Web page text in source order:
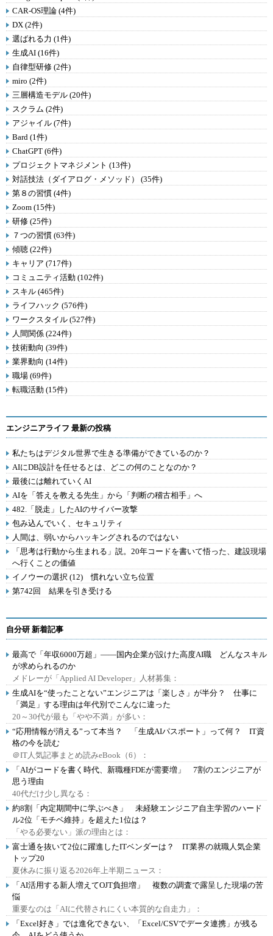
CAR-OS理論 (4件)
DX (2件)
選ばれる力 (1件)
生成AI (16件)
自律型研修 (2件)
miro (2件)
三層構造モデル (20件)
スクラム (2件)
アジャイル (7件)
Bard (1件)
ChatGPT (6件)
プロジェクトマネジメント (13件)
対話技法（ダイアログ・メソッド） (35件)
第８の習慣 (4件)
Zoom (15件)
研修 (25件)
７つの習慣 (63件)
傾聴 (22件)
キャリア (717件)
コミュニティ活動 (102件)
スキル (465件)
ライフハック (576件)
ワークスタイル (527件)
人間関係 (224件)
技術動向 (39件)
業界動向 (14件)
職場 (69件)
転職活動 (15件)
エンジニアライフ 最新の投稿
私たちはデジタル世界で生きる準備ができているのか？
AIにDB設計を任せるとは、どこの何のことなのか？
最後には離れていくAI
AIを「答えを教える先生」から「判断の稽古相手」へ
482.「脱走」したAIのサイバー攻撃
包み込んでいく、セキュリティ
人間は、弱いからハッキングされるのではない
「思考は行動から生まれる」説。20年コードを書いて悟った、建設現場
へ行くことの価値
イノウーの選択 (12) 慣れない立ち位置
第742回 結果を引き受ける
自分研 新着記事
最高で「年収6000万超」――国内企業が設けた高度AI職 どんなスキル
が求められるのか
メドレーが「Applied AI Developer」人材募集：
生成AIを“使ったことない”エンジニアは「楽しさ」が半分？ 仕事に
「満足」する理由は年代別でこんなに違った
20～30代が最も「やや不満」が多い：
“応用情報が消える”って本当？ 「生成AIパスポート」って何？ IT資
格の今を読む
＠IT人気記事まとめ読みeBook（6）：
「AIがコードを書く時代、新職種FDEが需要増」 7割のエンジニアが
思う理由
40代だけ少し異なる：
約8割「内定期間中に学ぶべき」 未経験エンジニア自主学習のハード
ル2位「モチベ維持」を超えた1位は？
「やる必要ない」派の理由とは：
富士通を抜いて2位に躍進したITベンダーは？ IT業界の就職人気企業
トップ20
夏休みに振り返る2026年上半期ニュース：
「AI活用する新人増えてOJT負担増」 複数の調査で露呈した現場の苦
悩
重要なのは「AIに代替されにくい本質的な自走力」：
「Excel好き」では進化できない、「Excel/CSVでデータ連携」が残る